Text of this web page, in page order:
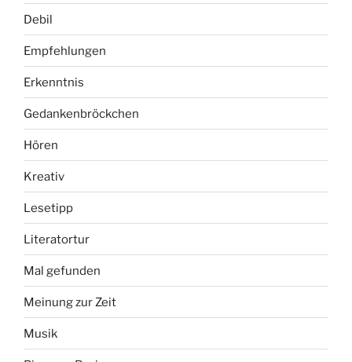
Debil
Empfehlungen
Erkenntnis
Gedankenbröckchen
Hören
Kreativ
Lesetipp
Literatortur
Mal gefunden
Meinung zur Zeit
Musik